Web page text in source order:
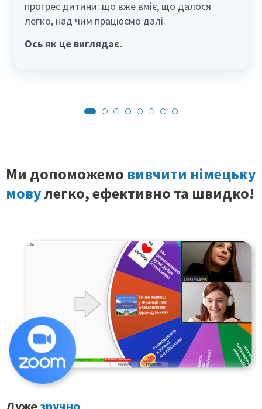
прогрес дитини: що вже вміє, що далося
легко, над чим працюємо далі.
Ось як це виглядає.
Ми допоможемо вивчити німецьку
мовулегко, ефективно та швидко!